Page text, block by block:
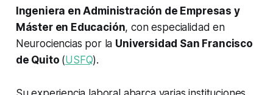
Ingeniera en Administración de Empresas y
Máster en Educación, con especialidad en
Neurociencias por la Universidad San Francisco
de Quito (USFQ).